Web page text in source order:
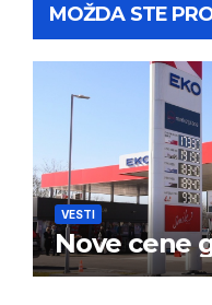
MOŽDA STE
VESTI
Nove cene